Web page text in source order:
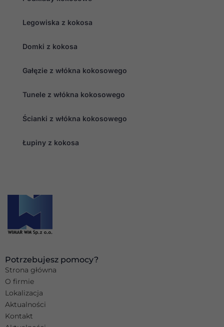
Legowiska z kokosa
Domki z kokosa
Gałęzie z włókna kokosowego
Tunele z włókna kokosowego
Ścianki z włókna kokosowego
Łupiny z kokosa
Potrzebujesz pomocy?
Strona główna
O firmie
Lokalizacja
Aktualności
Kontakt